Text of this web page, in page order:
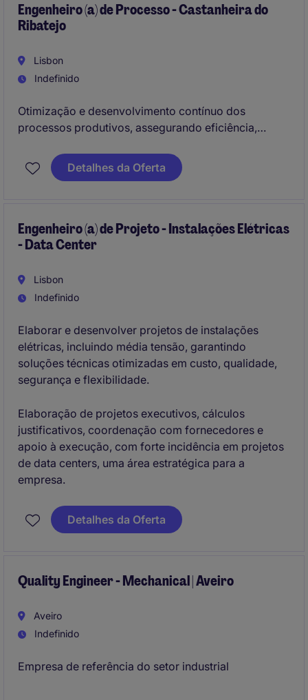
manufacturing activities, and contribute directly to
the continued growth and transformation of a global
Engenheiro (a) de Processo - Castanheira do
Ribatejo
Lisbon
Indefinido
Otimização e desenvolvimento contínuo dos
processos produtivos, assegurando eficiência,
técnicas.
transversalmente para suportar a industrialização e
melhoria contínua.
Detalhes da Oferta
Engenheiro (a) de Projeto - Instalações Elétricas
- Data Center
Lisbon
Indefinido
Elaborar e desenvolver projetos de instalações
elétricas, incluindo média tensão, garantindo
soluções técnicas otimizadas em custo, qualidade,
segurança e flexibilidade.
Elaboração de projetos executivos, cálculos
justificativos, coordenação com fornecedores e
apoio à execução, com forte incidência em projetos
de data centers, uma área estratégica para a
empresa.
Detalhes da Oferta
Quality Engineer - Mechanical | Aveiro
Aveiro
Indefinido
Empresa de referência do setor industrial